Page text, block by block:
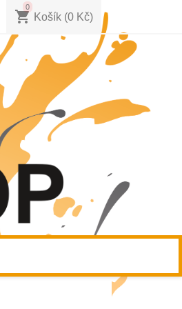
shopping_cart Košík
0
(0 Kč)